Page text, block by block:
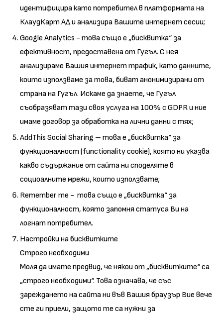
идентифицира като потребител в платформата на
КлаудКарт АД и анализира Вашите интернет сесии;
Google Analytics - това също е „бисквитка“ за
ефективност, предоставена от Гугъл. С нея
анализираме Вашия интернет трафик, като данните,
които използваме за това, биват анонимизирани от
страна на Гугъл. Искаме да знаете, че Гугъл
съобразяват тази своя услуга на 100% с GDPR и ние
имаме договор за обработка на лични данни с тях;
AddThis Social Sharing – това е „бисквитка“ за
функционалност (functionality cookie), която ни указва
какво съдържание от сайта ни споделяте в
социоалните мрежи, които използвате;
Remember me - това също е „бисквитка“ за
функционалност, която запомня статуса Ви на
логнат потребител.
Настройки на бисквитките
Строго необходими
Моля да имате предвид, че някои от „бисквитките“ са
„строго необходими“. Това означава, че със
зареждането на сайта ни във Вашия браузър Вие вече
сте ги приели, защото те са нужни за